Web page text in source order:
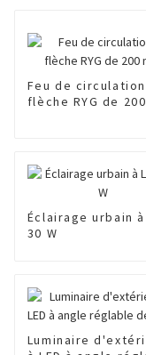
Feu de circulation
flèche RYG de
Éclairage urbain à
30 W
Luminaire